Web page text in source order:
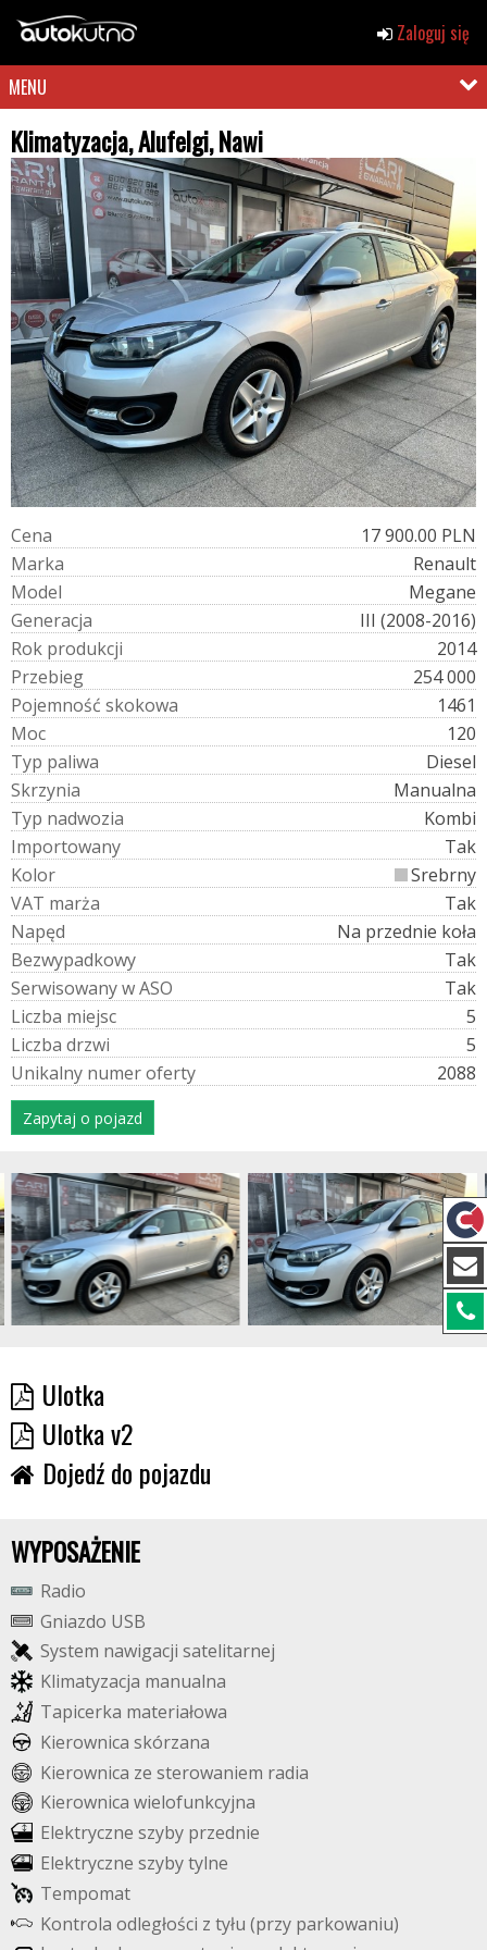
Zaloguj się
MENU
Klimatyzacja, Alufelgi, Nawi
Cena
17 900.00 PLN
Marka
Renault
Model
Megane
Generacja
III (2008-2016)
Rok produkcji
2014
Przebieg
254 000
Pojemność skokowa
1461
Moc
120
Typ paliwa
Diesel
Skrzynia
Manualna
Typ nadwozia
Kombi
Importowany
Tak
Kolor
Srebrny
VAT marża
Tak
Napęd
Na przednie koła
Bezwypadkowy
Tak
SerwisowanywASO
Tak
Liczba miejsc
5
Liczba drzwi
5
Unikalny numeroferty 2088
Zapytaj o pojazd
Ulotka
Ulotka v2
Dojedź do pojazdu
WYPOSAŻENIE
Radio
Gniazdo USB
System nawigacji satelitarnej
Klimatyzacja manualna
Tapicerka materiałowa
Kierownica skórzana
Kierownica ze sterowaniem radia
Kierownica wielofunkcyjna
Elektryczne szyby przednie
Elektryczne szybytylne
Tempomat
Kontrola odległości z tyłu (przy parkowaniu)